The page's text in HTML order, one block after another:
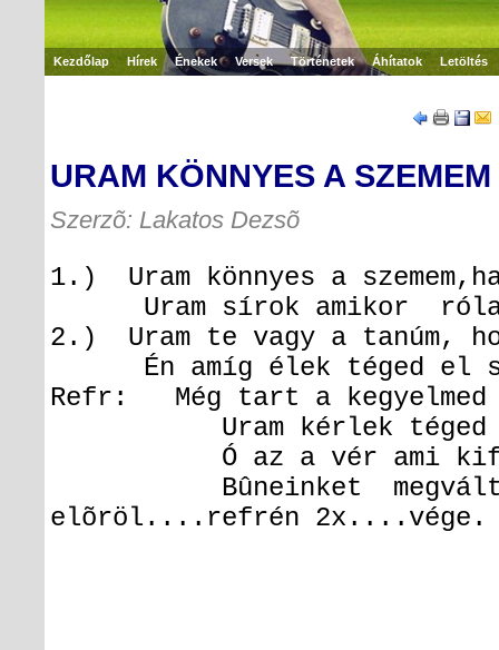
Kezdőlap Hírek Énekek Versek Történetek Áhítatok Letöltés
URAM KÖNNYES A SZEMEM
Szerzõ: Lakatos Dezsõ
1.) Uram könnyes a
Uram sírok amikor rólad
2.) Uram te vagy a tanúm,
Én amíg élek téged el
Refr: Még tart a kegyelmed
Uram kérlek téged
Ó az a vér ami
Bûneinket
elõröl....refrén 2x....vége.